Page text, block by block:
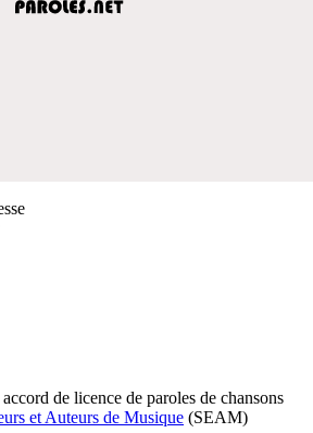
de licence de paroles de chansons
et Auteurs de Musique (SEAM)